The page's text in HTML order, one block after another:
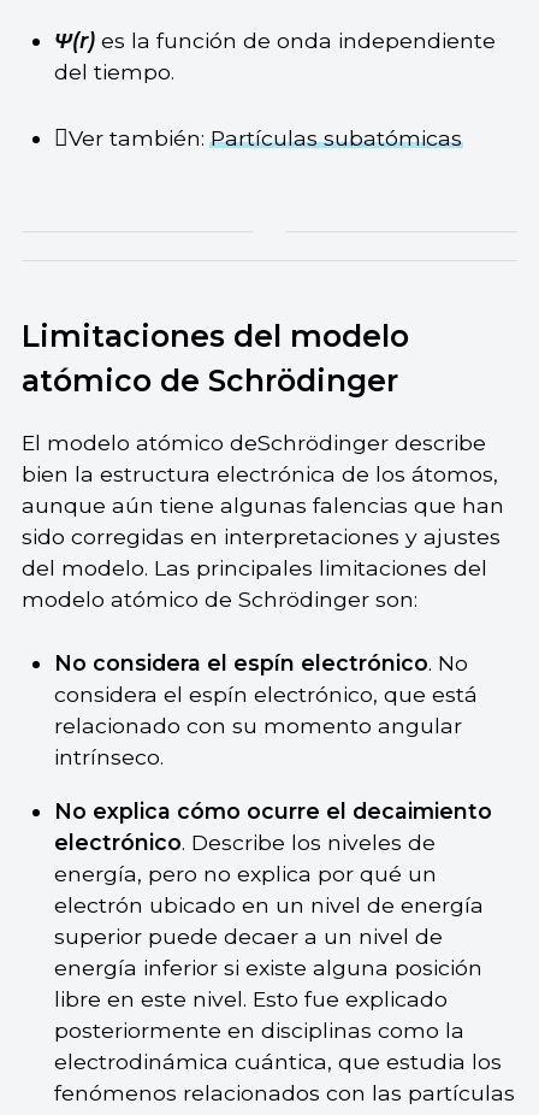
Ψ(r)es la función de onda independiente
del tiempo.
Ver también:Partículas subatómicas
Limitaciones del modelo
atómico de Schrödinger
El modelo atómico deSchrödinger describe
bien la estructura electrónica de los átomos,
aunque aún tiene algunas falencias que han
sido corregidas en interpretaciones y ajustes
del modelo. Las principales limitaciones del
modelo atómico de Schrödinger son:
No considera el espín electrónico. No
considera el espín electrónico, que está
relacionado con su momento angular
intrínseco.
No explica cómo ocurre el decaimiento
electrónico. Describe los niveles de
energía, pero no explica por qué un
electrón ubicado en un nivel de energía
superior puede decaer a un nivel de
energía inferior si existe alguna posición
libre en este nivel. Esto fue explicado
posteriormente en disciplinas como la
electrodinámica cuántica, que estudia los
fenómenos relacionados con las partículas